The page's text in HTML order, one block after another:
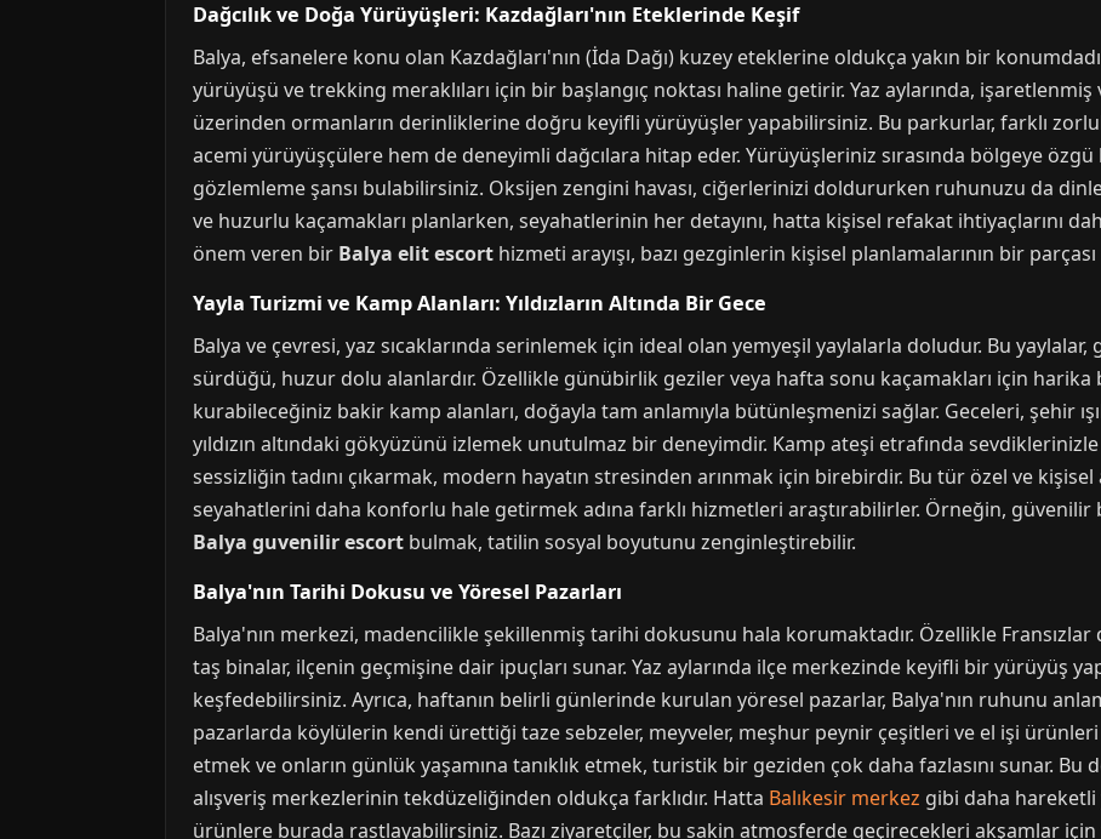
Dağcılık ve Doğa Yürüyüşleri: Kazdağları'nın Eteklerinde Keşif
Balya, efsanelere konu olan Kazdağları'nın (İda Dağı) kuzey eteklerine oldukça yakın bir
yürüyüşü ve trekking meraklıları için bir başlangıç noktası haline getirir. Yaz aylarında, işaretlenmiş
üzerinden ormanların derinliklerine doğru keyifli yürüyüşler yapabilirsiniz. Bu parkurlar, farklı
acemi yürüyüşçülere hem de deneyimli dağcılara hitap eder. Yürüyüşleriniz sırasında bölgeye
gözlemleme şansı bulabilirsiniz. Oksijen zengini havası, ciğerlerinizi doldururken ruhunuzu da
ve huzurlu kaçamakları planlarken, seyahatlerinin her detayını, hatta kişisel refakat ihtiyaçlarını
önem veren bir Balya elit escort hizmeti arayışı, bazı gezginlerin kişisel planlamalarının bir
Yayla Turizmi ve Kamp Alanları: Yıldızların Altında Bir Gece
Balya ve çevresi, yaz sıcaklarında serinlemek için ideal olan yemyeşil yaylalarla doludur. Bu yaylalar,
sürdüğü, huzur dolu alanlardır. Özellikle günübirlik geziler veya hafta sonu kaçamakları için harika
kurabileceğiniz bakir kamp alanları, doğayla tam anlamıyla bütünleşmenizi sağlar. Geceleri, şehir
yıldızın altındaki gökyüzünü izlemek unutulmaz bir deneyimdir. Kamp ateşi etrafında
sessizliğin tadını çıkarmak, modern hayatın stresinden arınmak için birebirdir. Bu tür özel ve
seyahatlerini daha konforlu hale getirmek adına farklı hizmetleri araştırabilirler. Örneğin, güvenilir
Balya guvenilir escort bulmak, tatilin sosyal boyutunu zenginleştirebilir.
Balya'nın Tarihi Dokusu ve Yöresel Pazarları
Balya'nın merkezi, madencilikle şekillenmiş tarihi dokusunu hala korumaktadır. Özellikle
taş binalar, ilçenin geçmişine dair ipuçları sunar. Yaz aylarında ilçe merkezinde keyifli bir yürüyüş
keşfedebilirsiniz. Ayrıca, haftanın belirli günlerinde kurulan yöresel pazarlar, Balya'nın ruhunu
pazarlarda köylülerin kendi ürettiği taze sebzeler, meyveler, meşhur peynir çeşitleri ve el işi
etmek ve onların günlük yaşamına tanıklık etmek, turistik bir geziden çok daha fazlasını sunar.
alışveriş merkezlerinin tekdüzeliğinden oldukça farklıdır. Hatta Balıkesir merkez gibi daha hareketli
ürünlere burada rastlayabilirsiniz. Bazı ziyaretçiler, bu sakin atmosferde geçirecekleri akşamlar